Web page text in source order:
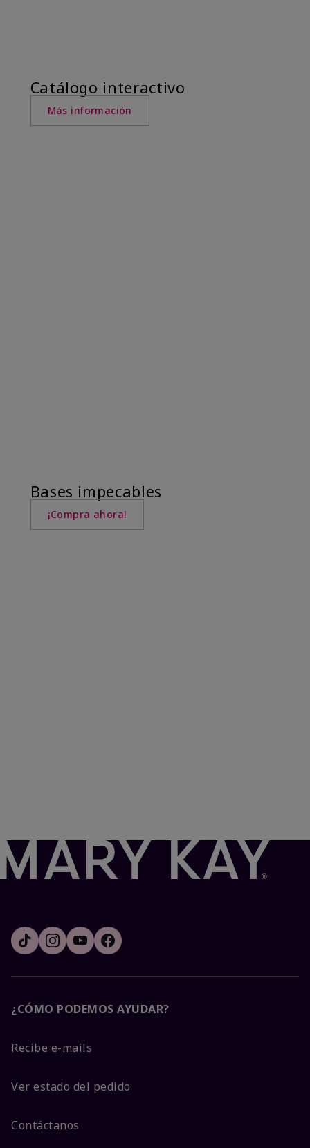
Catálogo interactivo
Más información
Bases impecables
¡Compra ahora!
¿CÓMO PODEMOS AYUDAR?
Recibe e-mails
Ver estado del pedido
Contáctanos